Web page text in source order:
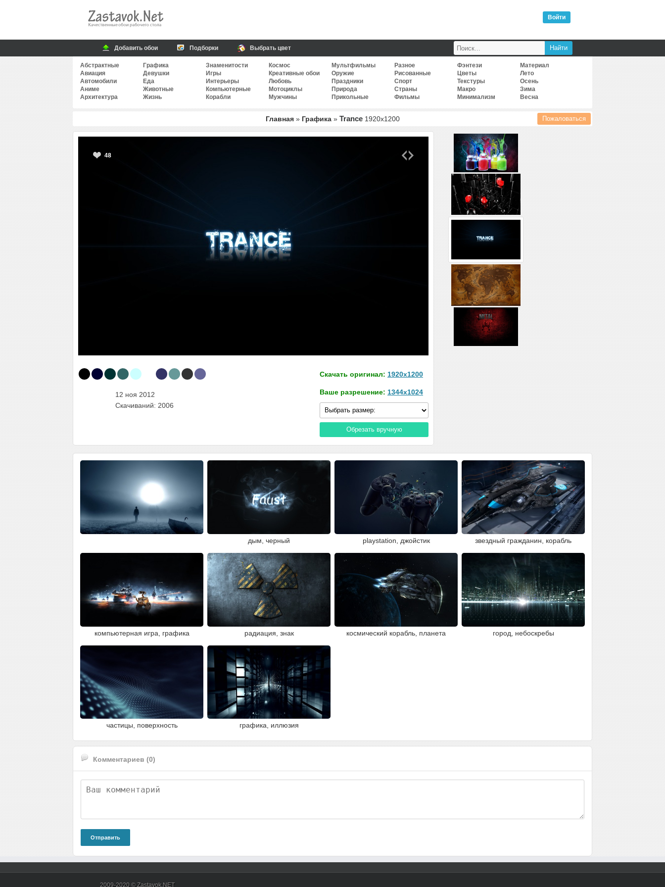
Войти
Добавить обои Подборки Выбрать цвет
Абстрактные
Авиация
Автомобили
Аниме
Архитектура
Графика
Девушки
Еда
Животные
Жизнь
Знаменитости
Игры
Интерьеры
Компьютерные
Корабли
Космос
Креативные обои
Любовь
Мотоциклы
Мужчины
Мультфильмы
Оружие
Праздники
Природа
Прикольные
Разное
Рисованные
Спорт
Страны
Фильмы
Фэнтези
Цветы
Текстуры
Макро
Минимализм
Материал
Лето
Осень
Зима
Весна
Главная» Графика» Trance 1920x1200 Пожаловаться
48
12 ноя 2012
Скачиваний: 2006
Скачать оригинал: 1920x1200
Ваше разрешение: 1344x1024
Обрезать вручную
дым, черный playstation, джойстик звездный гражданин, корабль
компьютерная игра, графика радиация, знак космический корабль, планета город, небоскребы
частицы, поверхность графика, иллюзия
Комментариев (0)
Отправить
2009-2020 © Zastavok.NET